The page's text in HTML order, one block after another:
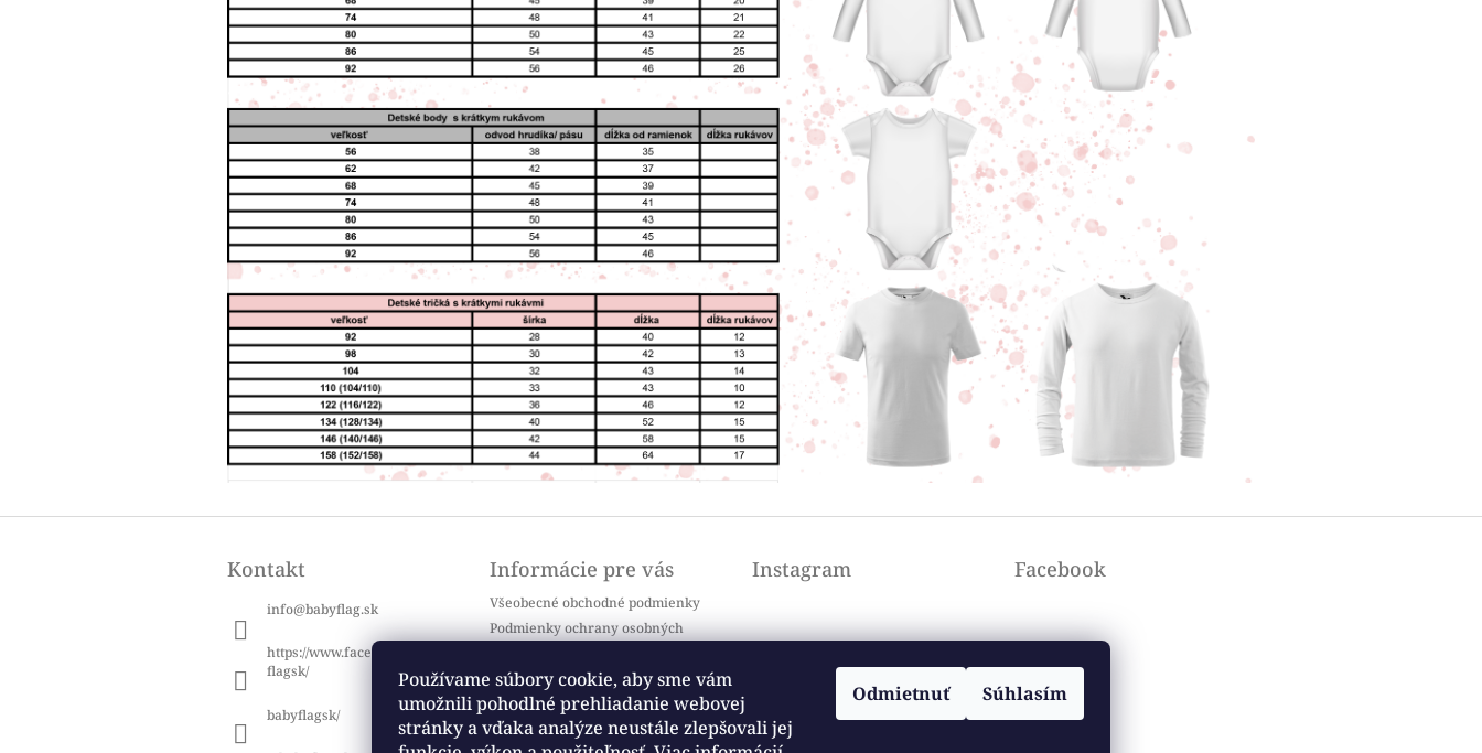
Používame súbory cookie, aby sme vám
umožnili pohodlné prehliadanie webovej
stránky a vďaka analýze neustále zlepšovali jej
Odmietnuť Súhlasím
Z
Kontakt
info@babyflag.sk
https://www.facebook.com/baby
flagsk/
babyflagsk/
Informácie pre vás
Všeobecné obchodné podmienky
Podmienky ochrany osobných
údajov
Doprava a platba
Kontakty
Často kladené otázky / FAQ
Instagram
Sledovať na Instagrame
Facebook